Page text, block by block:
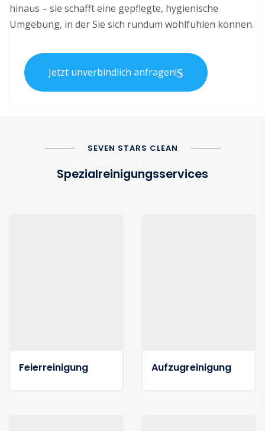
hinaus – sie schafft eine gepflegte, hygienische
Umgebung, in der Sie sich rundum wohlfühlen können.
Jetzt unverbindlich anfragen!
SEVEN STARS CLEAN
Spezialreinigungsservices
Feierreinigung Aufzugreinigung